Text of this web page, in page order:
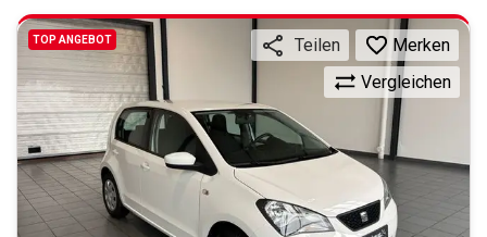
TOP ANGEBOT
Vergleichen
Teilen Merken